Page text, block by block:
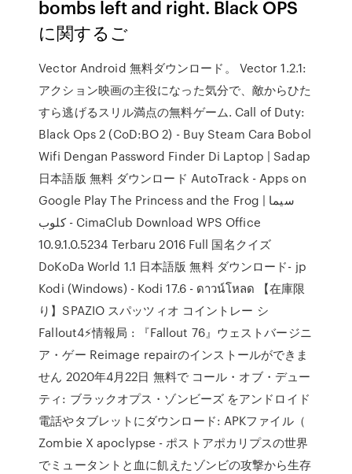
bombs left and right. Black OPS
に関するご
Vector Android 無料ダウンロード。 Vector 1.2.1:
アクション映画の主役になった気分で、敵からひた
すら逃げるスリル満点の無料ゲーム. Call of Duty:
Black Ops 2 (CoD:BO 2) - Buy Steam Cara Bobol
Wifi Dengan Password Finder Di Laptop | Sadap
日本語版 無料 ダウンロード AutoTrack - Apps on
Google Play The Princess and the Frog | سيما
كلوب - CimaClub Download WPS Office
10.9.1.0.5234 Terbaru 2016 Full 国名クイズ
DoKoDa World 1.1 日本語版 無料 ダウンロード- jp
Kodi (Windows) - Kodi 17.6 - ดาวน์โหลด 【在庫限
り】SPAZIO スパッツィオ コイントレー シ
Fallout4⚡情報局 : 『Fallout 76』ウェストバージニ
ア・ゲー Reimage repairのインストールができま
せん 2020年4月22日 無料で コール・オブ・デュー
ティ: ブラックオプス・ゾンビーズ をアンドロイド
電話やタブレットにダウンロード: APKファイル（
Zombie X apoclypse - ポストアポカリプスの世界
でミュータントと血に飢えたゾンビの攻撃から生存